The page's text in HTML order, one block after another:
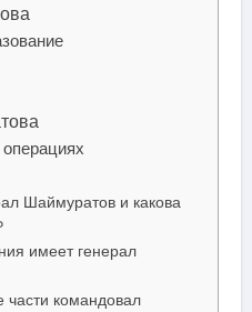
Шаймуратов и какова
имеет генерал
части командовал